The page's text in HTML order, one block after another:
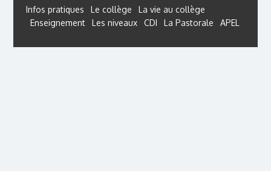
Infos pratiques
Le collège
La vie au collège
Enseignement
Les niveaux CDI La Pastorale APEL